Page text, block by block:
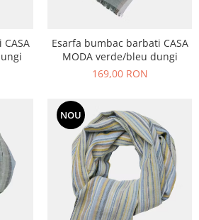
Esarfa bumbac barbati CASA
MODA verde/bleu dungi
169,00 RON
NOU